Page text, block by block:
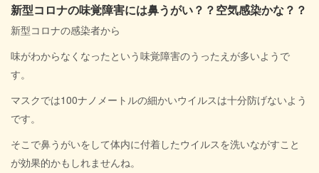
新型コロナの味覚障害には鼻うがい？？空気感染かな？？
新型コロナの感染者から
味がわからなくなったという味覚障害のうったえが多いようで
す。
マスクでは100ナノメートルの細かいウイルスは十分防げないよう
です。
そこで鼻うがいをして体内に付着したウイルスを洗いながすこと
が効果的かもしれませんね。